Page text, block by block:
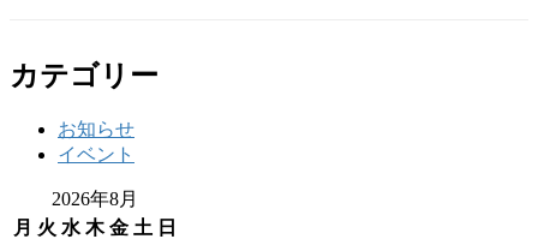
カテゴリー
お知らせ
イベント
2026年8月
月 火 水 木 金 土 日